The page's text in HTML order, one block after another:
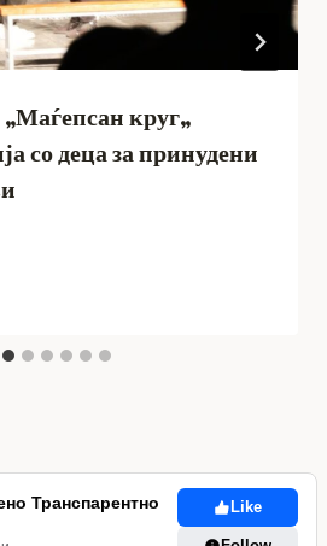
круг„
со деца за принудени
Транспарентно
Like